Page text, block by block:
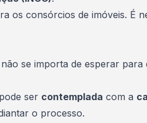
os consórcios de imóveis. É
se importa de esperar
ser contemplada com a
o processo.